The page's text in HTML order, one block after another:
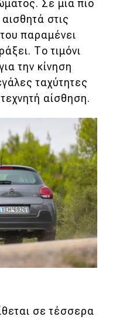
Σε μια πιο
στις
παραμένει
Το τιμόνι
την κίνηση
ταχύτητες
αίσθηση.
σε τέσσερα